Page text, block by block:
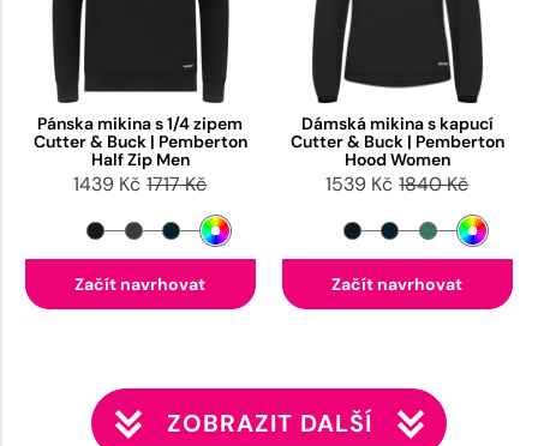
Pánska mikina s 1/4 zipem
Cutter & Buck | Pemberton
Half Zip Men
1439 Kč 1717 Kč
Začít navrhovat
Dámská mikina s kapucí
Cutter & Buck | Pemberton
Hood Women
1539 Kč 1840 Kč
Začít navrhovat
ZOBRAZIT DALŠÍ